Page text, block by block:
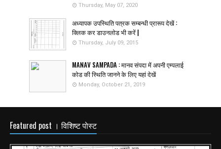
Thursday, May 07, 2020
अध्यापक उपस्थिति पत्रक सम्बन्धी प्रारूप देखें :
क्लिक कर डाउनलोड भी करें |
Thursday, July 09, 2015
MANAV SAMPADA : मानव संपदा में अपनी एम्पलाई
कोड की स्थिति जानने के लिए यहां देखें
Monday, October 21, 2019
Featured post । विशिष्ट पोस्ट